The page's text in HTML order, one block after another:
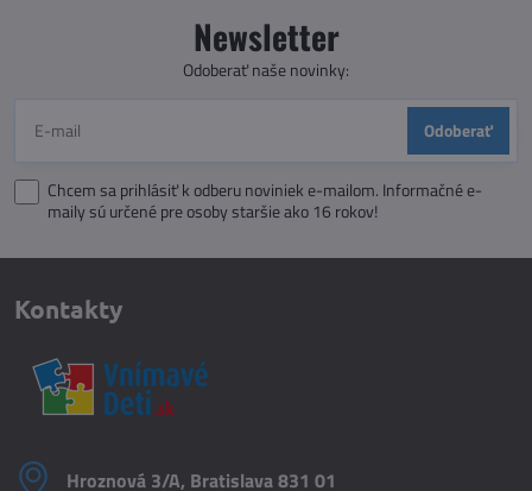
Newsletter
Odoberať naše novinky:
Odoberať
Chcem sa prihlásiť k odberu noviniek e-mailom. Informačné e-
maily sú určené pre osoby staršie ako 16 rokov!
Kontakty
Hroznová 3/A, Bratislava 831 01